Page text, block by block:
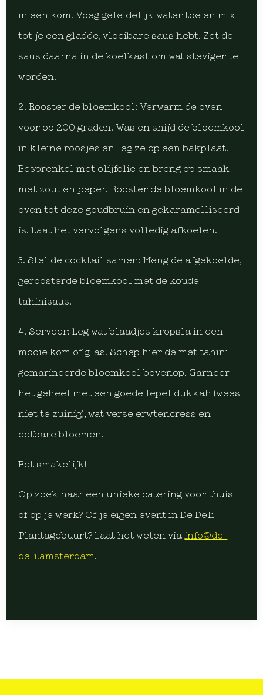
in een kom. Voeg geleidelijk water toe en mix
tot je een gladde, vloeibare saus hebt. Zet de
saus daarna in de koelkast om wat steviger te
worden.
2. Rooster de bloemkool: Verwarm de oven
voor op 200 graden. Was en snijd de bloemkool
in kleine roosjes en leg ze op een bakplaat.
Besprenkel met olijfolie en breng op smaak
met zout en peper. Rooster de bloemkool in de
oven tot deze goudbruin en gekaramelliseerd
is. Laat het vervolgens volledig afkoelen.
3. Stel de cocktail samen: Meng de afgekoelde,
geroosterde bloemkool met de koude
tahinisaus.
4. Serveer: Leg wat blaadjes kropsla in een
mooie kom of glas. Schep hier de met tahini
gemarineerde bloemkool bovenop. Garneer
het geheel met een goede lepel dukkah (wees
niet te zuinig), wat verse erwtencress en
eetbare bloemen.
Eet smakelijk!
Op zoek naar een unieke catering voor thuis
of op je werk? Of je eigen event in De Deli
Plantagebuurt? Laat het weten viainfo@de-
deli.amsterdam.